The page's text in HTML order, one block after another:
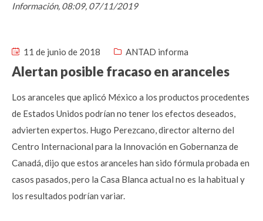
Información, 08:09, 07/11/2019
11 de junio de 2018 ANTAD informa
Alertan posible fracaso en aranceles
Los aranceles que aplicó México a los productos procedentes
de Estados Unidos podrían no tener los efectos deseados,
advierten expertos. Hugo Perezcano, director alterno del
Centro Internacional para la Innovación en Gobernanza de
Canadá, dijo que estos aranceles han sido fórmula probada en
casos pasados, pero la Casa Blanca actual no es la habitual y
los resultados podrían variar.